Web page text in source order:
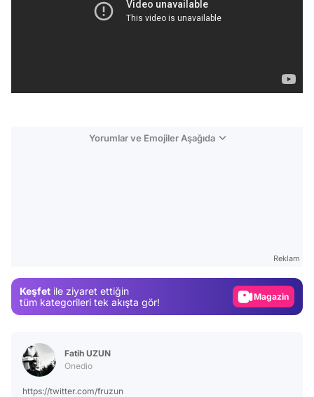
Yorumlar ve Emojiler Aşağıda
Reklam
Keşfet ile ziyaret ettiğin
tüm kategorileri tek akışta gör!
Magazin
Fatih UZUN
Onedio
https://twitter.com/fruzun